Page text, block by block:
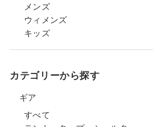
メンズ
ウィメンズ
キッズ
カテゴリーから探す
ギア
すべて